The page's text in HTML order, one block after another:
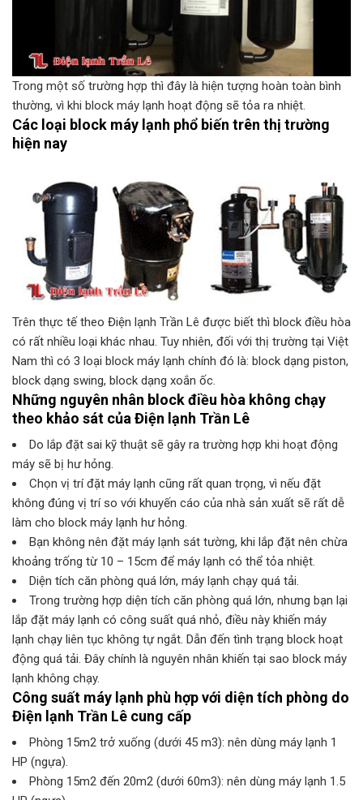
Trong một số trường hợp thì đây là hiện tượng hoàn toàn bình
thường, vì khi block máy lạnh hoạt động sẽ tỏa ra nhiệt.
Các loại block máy lạnh phổ biến trên thị trường
hiện nay
Trên thực tế theo Điện lạnh Trần Lê được biết thì block điều hòa
có rất nhiều loại khác nhau. Tuy nhiên, đối với thị trường tại Việt
Nam thì có 3 loại block máy lạnh chính đó là: block dạng piston,
block dạng swing, block dạng xoắn ốc.
Những nguyên nhân block điều hòa không chạy
theo khảo sát của Điện lạnh Trần Lê
Do lắp đặt sai kỹ thuật sẽ gây ra trường hợp khi hoạt động
máy sẽ bị hư hỏng.
Chọn vị trí đặt máy lạnh cũng rất quan trọng, vì nếu đặt
không đúng vị trí so với khuyến cáo của nhà sản xuất sẽ rất dễ
làm cho block máy lạnh hư hỏng.
Bạn không nên đặt máy lạnh sát tường, khi lắp đặt nên chừa
khoảng trống từ 10 – 15cm để máy lạnh có thể tỏa nhiệt.
Diện tích căn phòng quá lớn, máy lạnh chạy quá tải.
Trong trường hợp diện tích căn phòng quá lớn, nhưng bạn lại
lắp đặt máy lạnh có công suất quá nhỏ, điều này khiến máy
lạnh chạy liên tục không tự ngắt. Dẫn đến tình trạng block hoạt
động quá tải. Đây chính là nguyên nhân khiến tại sao block máy
lạnh không chạy.
Công suất máy lạnh phù hợp với diện tích phòng do
Điện lạnh Trần Lê cung cấp
Phòng 15m2 trở xuống (dưới 45 m3): nên dùng máy lạnh 1
HP (ngựa).
Phòng 15m2 đến 20m2 (dưới 60m3): nên dùng máy lạnh 1.5